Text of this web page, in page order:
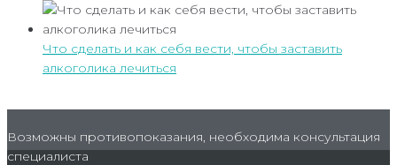
Что сделать и как себя вести, чтобы заставить
алкоголика лечиться
Возможны противопоказания, необходима консультация
специалиста